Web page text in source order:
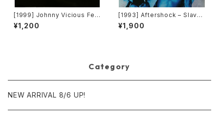
[1999] Johnny Vicious Fea
t. Dangerous Dave – Sanct
uary [Groovilicious]
¥1,200
[1993] Aftershock – Slave
To The Vibe [Virgin]
¥1,900
Category
NEW ARRIVAL 8/6 UP!